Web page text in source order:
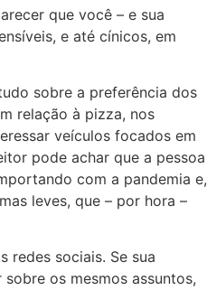
que você – e sua
e até cínicos, em
sobre a preferência dos
relação à pizza, nos
veículos focados em
pode achar que a pessoa
com a pandemia e,
leves, que – por hora –
redes sociais. Se sua
os mesmos assuntos,